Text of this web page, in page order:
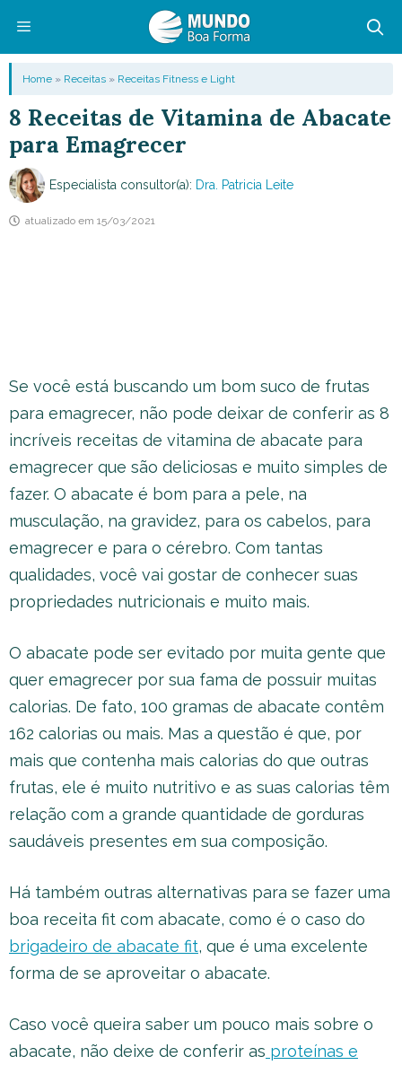
conteúdo
Menu
Home » Receitas » Receitas Fitness e Light
8 Receitas de Vitamina de Abacate
para Emagrecer
Especialista consultor(a): Dra. Patricia Leite
atualizado em 15/03/2021
Se você está buscando um bom suco de frutas
para emagrecer, não pode deixar de conferir as 8
incríveis receitas de vitamina de abacate para
emagrecer que são deliciosas e muito simples de
fazer. O abacate é bom para a pele, na
musculação, na gravidez, para os cabelos, para
emagrecer e para o cérebro. Com tantas
qualidades, você vai gostar de conhecer suas
propriedades nutricionais e muito mais.
O abacate pode ser evitado por muita gente que
quer emagrecer por sua fama de possuir muitas
calorias. De fato, 100 gramas de abacate contêm
162 calorias ou mais. Mas a questão é que, por
mais que contenha mais calorias do que outras
frutas, ele é muito nutritivo e as suas calorias têm
relação com a grande quantidade de gorduras
saudáveis presentes em sua composição.
Há também outras alternativas para se fazer uma
boa receita fit com abacate, como é o caso do
brigadeiro de abacate fit, que é uma excelente
forma de se aproveitar o abacate.
Caso você queira saber um pouco mais sobre o
abacate, não deixe de conferir as proteínas e